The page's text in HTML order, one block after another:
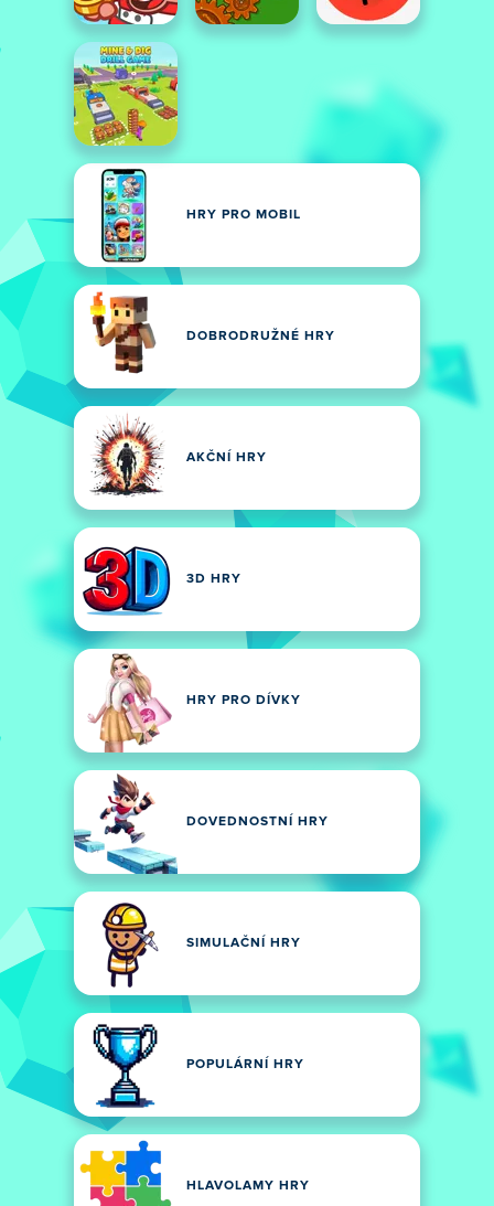
HRY PRO MOBIL
DOBRODRUŽNÉ HRY
AKČNÍ HRY
3D HRY
HRY PRO DÍVKY
DOVEDNOSTNÍ HRY
SIMULAČNÍ HRY
POPULÁRNÍ HRY
HLAVOLAMY HRY